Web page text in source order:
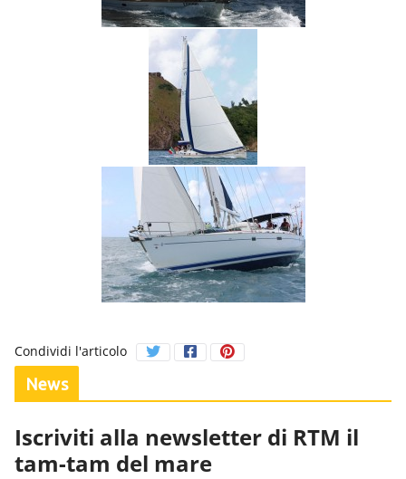
Condividi l'articolo
News
Iscriviti alla newsletter di RTM il
tam-tam del mare